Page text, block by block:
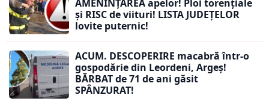
AMENINȚAREA apelor! Ploi torențiale
și RISC de viituri! LISTA JUDEȚELOR
lovite puternic!
ACUM. DESCOPERIRE macabră într-o
gospodărie din Leordeni, Argeș!
BĂRBAT de 71 de ani găsit
SPÂNZURAT!